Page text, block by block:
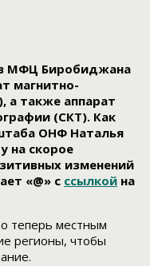
в МФЦ Биробиджана
магнитно-
а также аппарат
(СКТ). Как
ОНФ Наталья
на скорое
изменений
«@» с ссылкой на
теперь местным
регионы, чтобы